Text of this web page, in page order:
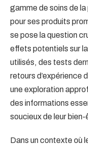
gamme de soins de la
pour ses produits
se pose la question
effets potentiels sur
utilisés, des tests
retours d’expérience
une exploration
des informations
soucieux de leur bien-
Dans un contexte où